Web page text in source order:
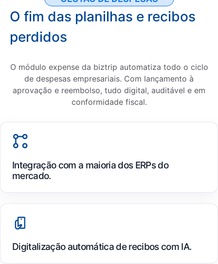
O fim das planilhas e recibos
perdidos
O módulo expense da biztrip automatiza todo o ciclo
de despesas empresariais. Com lançamento à
aprovação e reembolso, tudo digital, auditável e em
conformidade fiscal.
Integração com a maioria dos ERPs do
mercado.
Digitalização automática de recibos com IA.